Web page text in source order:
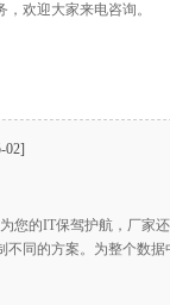
欢迎大家来电咨询。
02]
您的IT保驾护航，厂家
不同的方案。为整个数据